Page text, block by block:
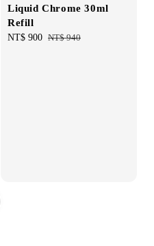
Liquid Chrome 30ml
Refill
Sale
NT$ 900 Regular
NT$ 940